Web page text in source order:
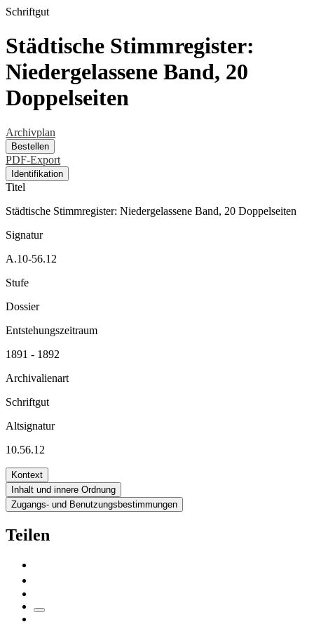
Schriftgut
Städtische Stimmregister:
Niedergelassene Band, 20
Doppelseiten
Archivplan
Bestellen
PDF-Export
Identifikation
Titel
Städtische Stimmregister: Niedergelassene Band, 20 Doppelseiten
Signatur
A.10-56.12
Stufe
Dossier
Entstehungszeitraum
1891 - 1892
Archivalienart
Schriftgut
Altsignatur
10.56.12
Kontext
Inhalt und innere Ordnung
Zugangs- und Benutzungsbestimmungen
Teilen